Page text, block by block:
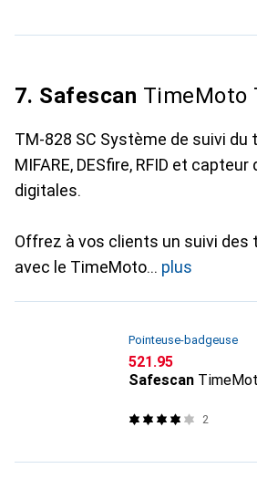
7. Safescan TimeMoto
TM-828 SC Système de suivi du
MIFARE, DESfire, RFID et
digitales.
Offrez à vos clients un suivi
avec le TimeMoto
plus
Pointeuse-badgeuse
CHF
521.95
Safescan
2